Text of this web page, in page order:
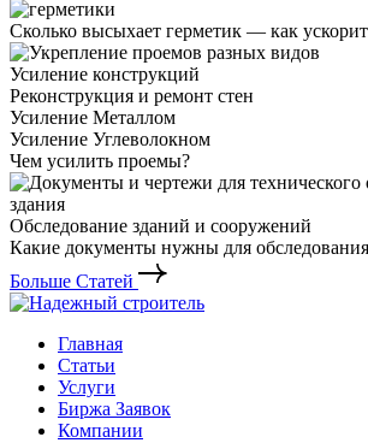
Сколько высыхает герметик — как
Усиление конструкций
Реконструкция и ремонт стен
Усиление Металлом
Усиление Углеволокном
Чем усилить проемы?
Обследование зданий и сооружений
Какие документы нужны для
Больше Статей
Главная
Статьи
Услуги
Биржа Заявок
Компании